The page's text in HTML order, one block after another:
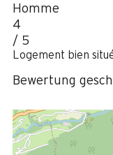
Homme
4
/ 5
Logement bien
Bewertung
März 2020
NATHALIE